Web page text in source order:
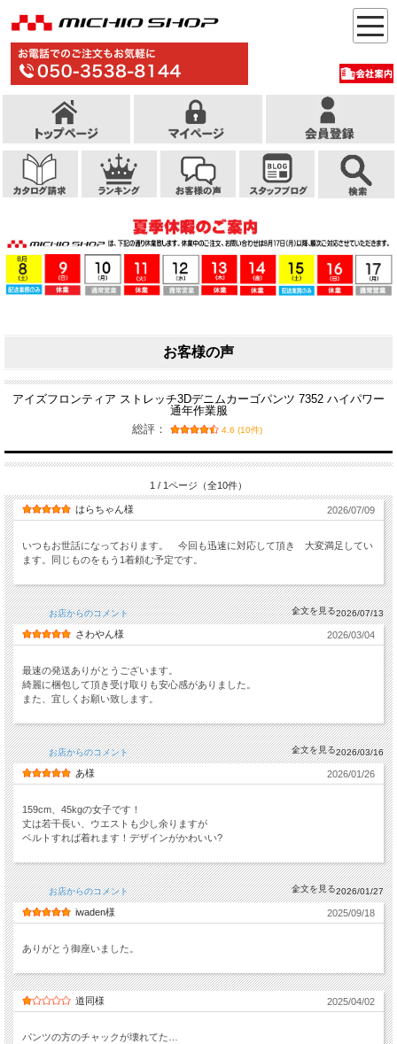
お客様の声
アイズフロンティア ストレッチ3Dデニムカーゴパンツ 7352 ハイパワー
通年作業服
総評：
4.6 (10件)
1 / 1ページ（全10件）
はらちゃん様 2026/07/09
いつもお世話になっております。 今回も迅速に対応して頂き 大変満足してい
ます。同じものをもう1着頼む予定です。
お店からのコメント 2026/07/13
さわやん様 2026/03/04
最速の発送ありがとうございます。
綺麗に梱包して頂き受け取りも安心感がありました。
また、宜しくお願い致します。
お店からのコメント 2026/03/16
あ様 2026/01/26
159cm、45kgの女子です！
丈は若干長い、ウエストも少し余りますが
ベルトすれば着れます！デザインがかわいい?
お店からのコメント 2026/01/27
iwaden様 2025/09/18
ありがとう御座いました。
道同様 2025/04/02
パンツの方のチャックが壊れてた…